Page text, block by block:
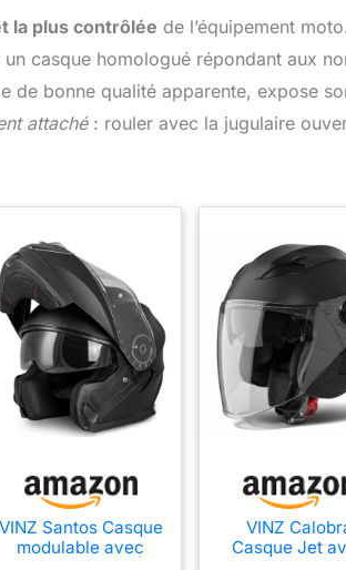
la plus contrôlée de l’équipement
casque homologué répondant aux
de bonne qualité apparente, expose
attaché: rouler avec la jugulaire
VINZ Santos Casque
modulable avec
VINZ
Casque Jet